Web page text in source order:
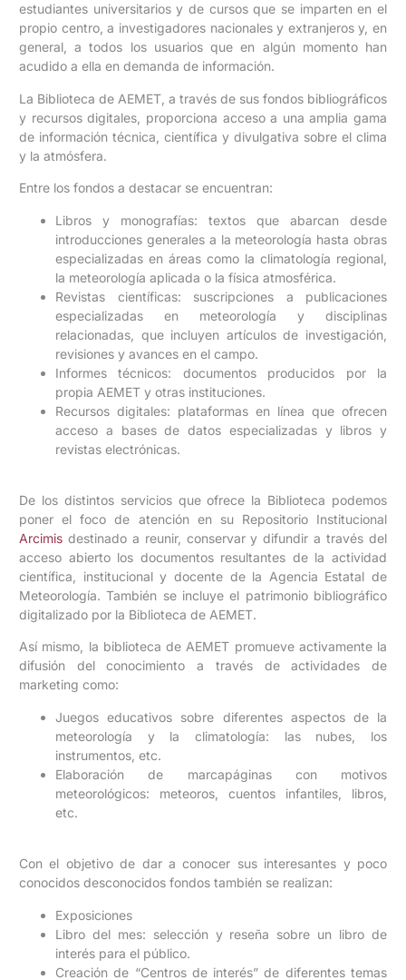
estudiantes universitarios y de cursos que se imparten en el
propio centro, a investigadores nacionales y extranjeros y, en
general, a todos los usuarios que en algún momento han
acudido a ella en demanda de información.
La Biblioteca de AEMET, a través de sus fondos bibliográficos
y recursos digitales, proporciona acceso a una amplia gama
de información técnica, científica y divulgativa sobre el clima
y la atmósfera.
Entre los fondos a destacar se encuentran:
Libros y monografías: textos que abarcan desde
introducciones generales a la meteorología hasta obras
especializadas en áreas como la climatología regional,
la meteorología aplicada o la física atmosférica.
Revistas científicas: suscripciones a publicaciones
especializadas en meteorología y disciplinas
relacionadas, que incluyen artículos de investigación,
revisiones y avances en el campo.
Informes técnicos: documentos producidos por la
propia AEMET y otras instituciones.
Recursos digitales: plataformas en línea que ofrecen
acceso a bases de datos especializadas y libros y
revistas electrónicas.
De los distintos servicios que ofrece la Biblioteca podemos
poner el foco de atención en su Repositorio Institucional
Arcimis destinado a reunir, conservar y difundir a través del
acceso abierto los documentos resultantes de la actividad
científica, institucional y docente de la Agencia Estatal de
Meteorología. También se incluye el patrimonio bibliográfico
digitalizado por la Biblioteca de AEMET.
Así mismo, la biblioteca de AEMET promueve activamente la
difusión del conocimiento a través de actividades de
marketing como:
Juegos educativos sobre diferentes aspectos de la
meteorología y la climatología: las nubes, los
instrumentos, etc.
Elaboración de marcapáginas con motivos
meteorológicos: meteoros, cuentos infantiles, libros,
etc.
Con el objetivo de dar a conocer sus interesantes y poco
conocidos desconocidos fondos también se realizan:
Exposiciones
Libro del mes: selección y reseña sobre un libro de
interés para el público.
Creación de “Centros de interés” de diferentes temas